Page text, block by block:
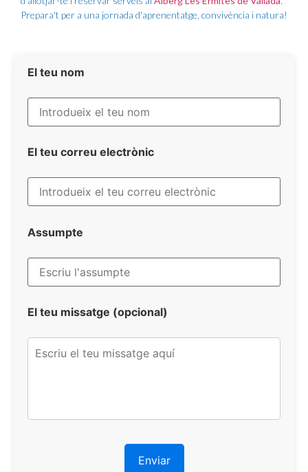
Prepara't per a una jornada d'aprenentatge, convivència i natura!
El teu nom
El teu correu electrònic
Assumpte
El teu missatge (opcional)